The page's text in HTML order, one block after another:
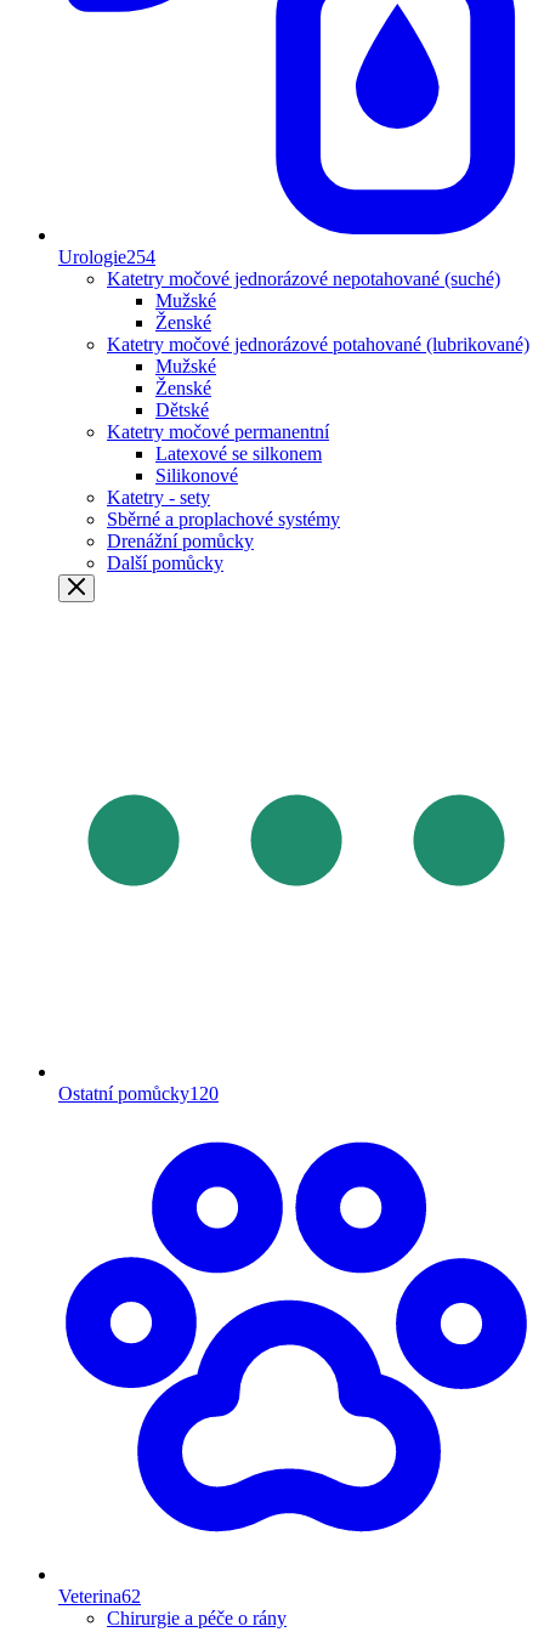
Urologie254
Katetry močové jednorázové nepotahované (suché)
Mužské
Ženské
Katetry močové jednorázové potahované (lubrikované)
Mužské
Ženské
Dětské
Katetry močové permanentní
Latexové se silkonem
Silikonové
Katetry - sety
Sběrné a proplachové systémy
Drenážní pomůcky
Další pomůcky
Ostatní pomůcky120
Veterina62
Chirurgie a péče o rány